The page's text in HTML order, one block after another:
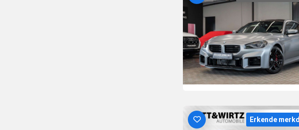
Erkende